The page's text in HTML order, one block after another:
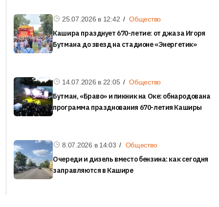
25.07.2026 в 12:42 Общество
Кашира празднует 670-летие: от джаза Игоря
Бутмана до звезд на стадионе «Энергетик»
14.07.2026 в 22:05 Общество
Бутман, «Браво» и пикник на Оке: обнародована
программа празднования 670-летия Каширы
8.07.2026 в 14:03 Общество
Очереди и дизель вместо бензина: как сегодня
заправляются в Кашире